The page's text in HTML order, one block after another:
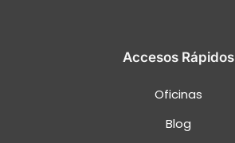
Accesos Rápidos
Oficinas
Blog